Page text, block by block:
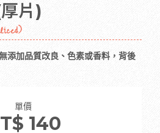
片)
添加品質改良、色素或香料，背後
單價
140